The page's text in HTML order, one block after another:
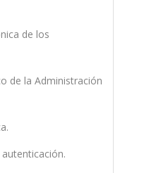
de los
de la Administración